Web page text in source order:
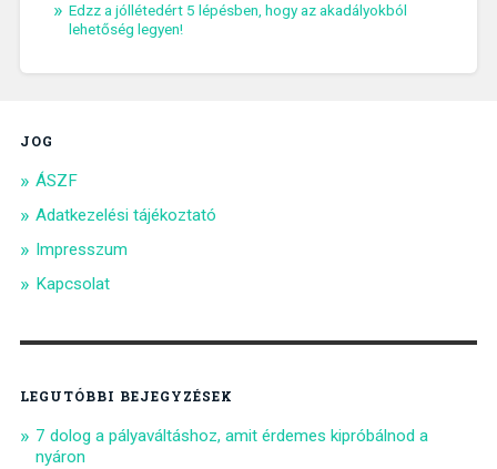
Edzz a jóllétedért 5 lépésben, hogy az akadályokból
lehetőség legyen!
JOG
ÁSZF
Adatkezelési tájékoztató
Impresszum
Kapcsolat
LEGUTÓBBI BEJEGYZÉSEK
7 dolog a pályaváltáshoz, amit érdemes kipróbálnod a
nyáron